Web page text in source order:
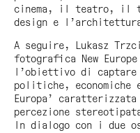
cinema, il teatro, il
design e
A seguire, Lukasz
fotografica New
l’obiettivo di
politiche, economiche
Europa’ caratterizzata
percezione
In dialogo con i due